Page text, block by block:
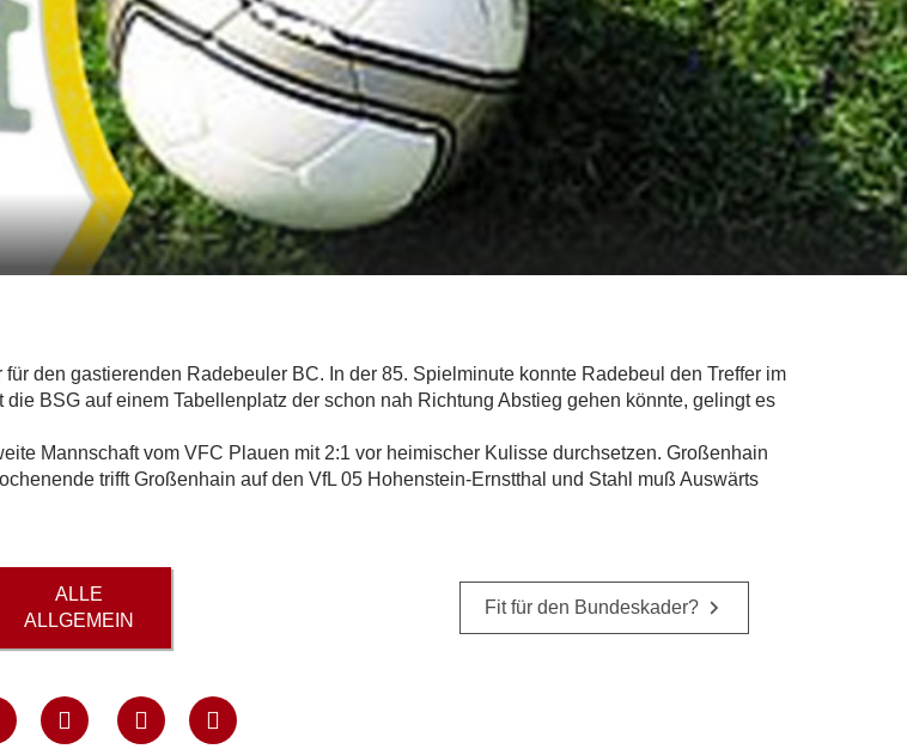
den gastierenden Radebeuler BC. In der 85. Spielminute konnte Radebeul den Treffer im
BSG auf einem Tabellenplatz der schon nah Richtung Abstieg gehen könnte, gelingt es
Mannschaft vom VFC Plauen mit 2:1 vor heimischer Kulisse durchsetzen. Großenhain
trifft Großenhain auf den VfL 05 Hohenstein-Ernstthal und Stahl muß Auswärts
ALLE
ALLGEMEIN
Fit für den Bundeskader?